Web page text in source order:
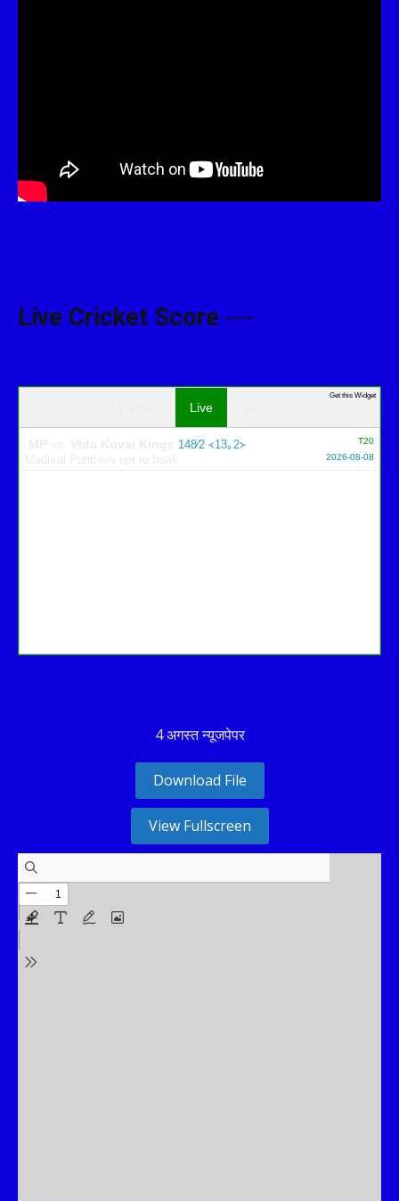
Live Cricket Score ----
Live
T20
148∕2 ᚜13｡2᚛
2026-08-08
Get this Widget
4 अगस्त न्यूजपेपर
Download File
View Fullscreen